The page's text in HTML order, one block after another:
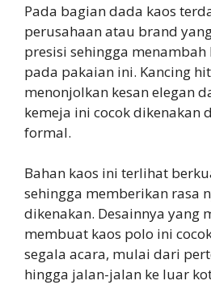
Pada bagian dada kaos
perusahaan atau brand
presisi sehingga menambah
pada pakaian ini. Kancing
menonjolkan kesan elegan
kemeja ini cocok dikenakan
formal.
Bahan kaos ini terlihat
sehingga memberikan rasa
dikenakan. Desainnya yang
membuat kaos polo ini
segala acara, mulai dari
hingga jalan-jalan ke luar